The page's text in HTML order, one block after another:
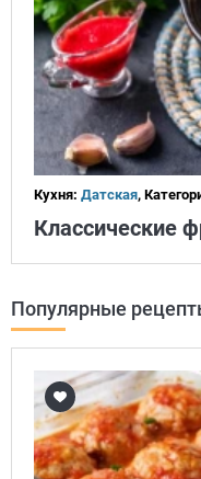
Кухня: Датская,
Классические
Популярные